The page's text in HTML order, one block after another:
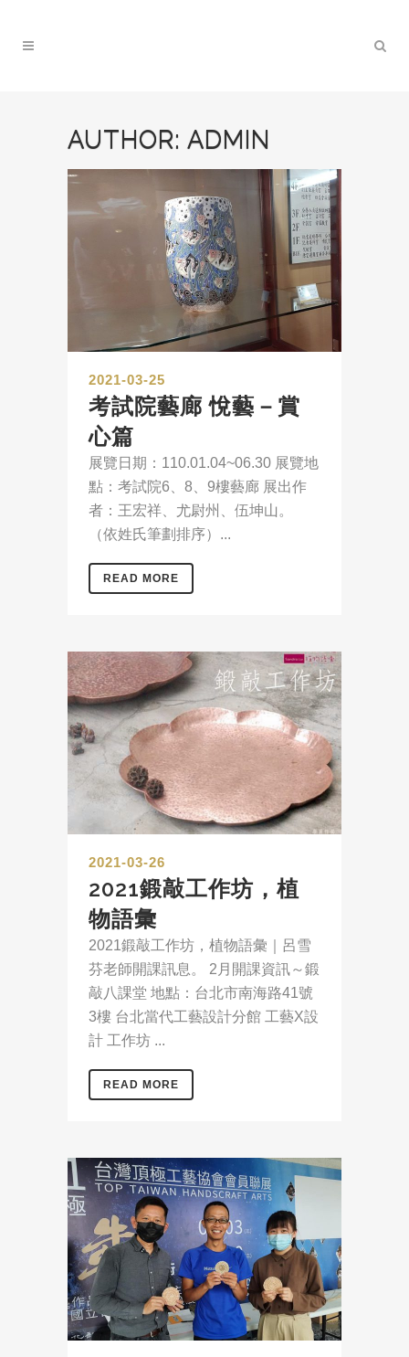
AUTHOR: ADMIN
2021-03-25
考試院藝廊 悅藝－賞
心篇
展覽日期：110.01.04~06.30 展覽地
點：考試院6、8、9樓藝廊 展出作
者：王宏祥、尤尉州、伍坤山。
（依姓氏筆劃排序）...
READ MORE
2021-03-26
2021鍛敲工作坊，植
物語彙
2021鍛敲工作坊，植物語彙｜呂雪
芬老師開課訊息。 2月開課資訊～鍛
敲八課堂 地點：台北市南海路41號
3樓 台北當代工藝設計分館 工藝X設
計 工作坊 ...
READ MORE